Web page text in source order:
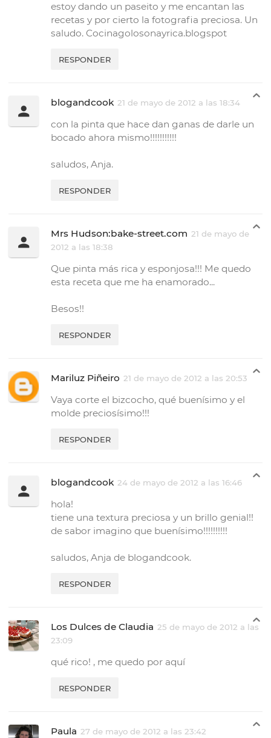
estoy dando un paseito y me encantan las
recetas y por cierto la fotografia preciosa. Un
saludo. Cocinagolosonayrica.blogspot
RESPONDER
blogandcook 21 de mayo de 2012 a las 18:34
con la pinta que hace dan ganas de darle un
bocado ahora mismo!!!!!!!!!!!
saludos, Anja.
RESPONDER
Mrs Hudson:bake-street.com 21 de mayo de
2012 a las 18:38
Que pinta más rica y esponjosa!!! Me quedo
esta receta que me ha enamorado...
Besos!!
RESPONDER
Mariluz Piñeiro 21 de mayo de 2012 a las 20:53
Vaya corte el bizcocho, qué buenísimo y el
molde preciosísimo!!!
RESPONDER
blogandcook 24 de mayo de 2012 a las 16:46
hola!
tiene una textura preciosa y un brillo genial!!
de sabor imagino que buenísimo!!!!!!!!!!
saludos, Anja de blogandcook.
RESPONDER
Los Dulces de Claudia 25 de mayo de 2012 a las
23:09
qué rico! , me quedo por aquí
RESPONDER
Paula 27 de mayo de 2012 a las 23:42